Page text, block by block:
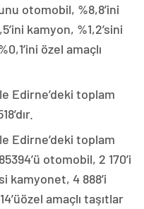
otomobil, %8,8’ini
kamyon, %1,2’sini
özel amaçlı
Edirne’deki toplam
Edirne’deki toplam
otomobil, 2 170’i
kamyonet, 4 888’i
amaçlı taşıtlar